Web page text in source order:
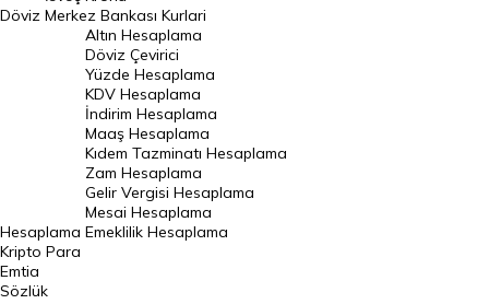
Norveç Kronu Kuru
İsveç Kronu Kuru
Japon Yeni Kuru
Serbest Piyasa Döviz Kurları
Merkez Bankası Döviz Kurları
Altın Fiyatları
Gram Altın Fiyatı
Döviz Merkez Bankası Kurlari
Hesaplama
Altın Hesaplama
Döviz Çevirici
Yüzde Hesaplama
KDV Hesaplama
İndirim Hesaplama
Maaş Hesaplama
Kıdem Tazminatı Hesaplama
Zam Hesaplama
Gelir Vergisi Hesaplama
Mesai Hesaplama
Emeklilik Hesaplama
Kripto Para
Emtia
Sözlük